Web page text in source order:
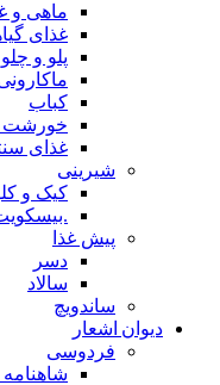
ماهی و
غذای
پلو و چلو ها
ماکارونی و
کباب
خورشت ها
غذای سنتی
شیرینی
کیک و
.بیسکویت
پیش غذا
دسر
سالاد
ساندویچ
دیوان اشعار
فردوسی
شاهنامه